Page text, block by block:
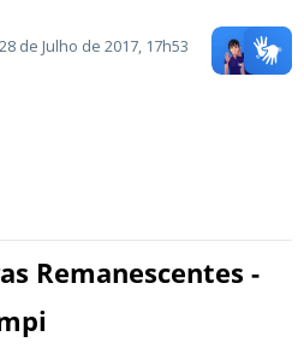
de Julho de 2017, 17h53
Remanescentes -